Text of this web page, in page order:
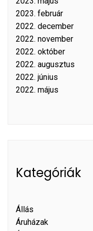
2023. február
2022. december
2022. november
2022. október
2022. augusztus
2022. június
2022. május
Kategóriák
Állás
Áruházak